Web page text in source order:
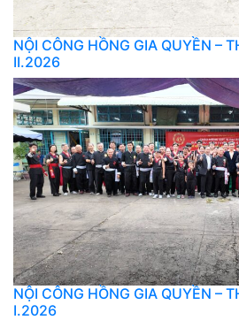
NỘI CÔNG HỒNG GIA QUYỀN –
II.2026
NỘI CÔNG HỒNG GIA QUYỀN –
I.2026